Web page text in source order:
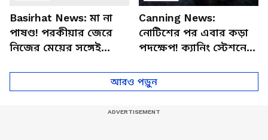
Basirhat News: মা না
পাষণ্ড! পরকীয়ার জেরে
নিজের মেয়ের সঙ্গেই
Canning News:
নোটিশের পর এবার কড়া
পদক্ষেপ! ক্যানিং স্টেশনে
অ্যাকশন
আরও পড়ুন